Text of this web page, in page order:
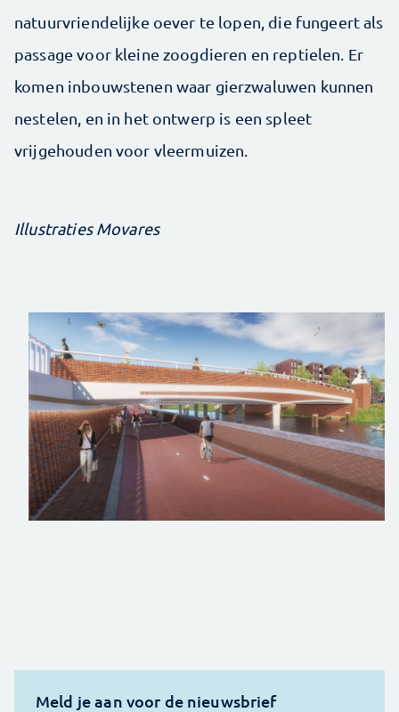
natuurvriendelijke oever te lopen, die fungeert als
passage voor kleine zoogdieren en reptielen. Er
komen inbouwstenen waar gierzwaluwen kunnen
nestelen, en in het ontwerp is een spleet
vrijgehouden voor vleermuizen.
Illustraties Movares
Meld je aan voor de nieuwsbrief